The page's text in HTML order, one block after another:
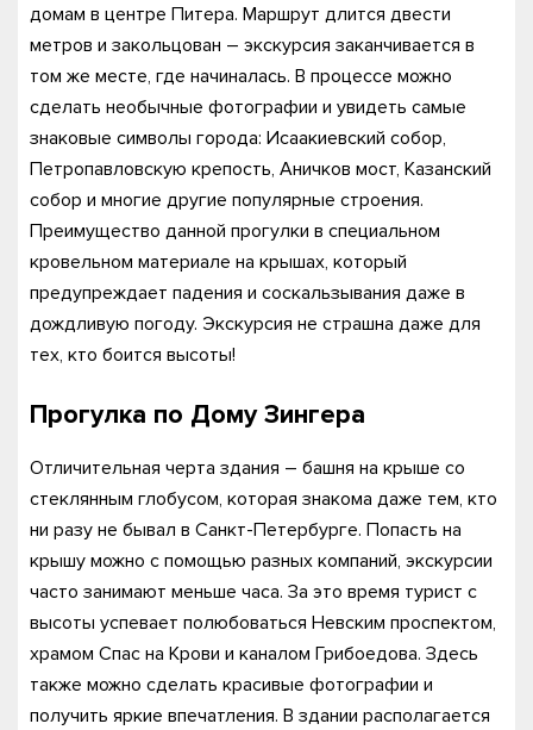
домам в центре Питера. Маршрут длится двести
метров и закольцован – экскурсия заканчивается в
том же месте, где начиналась. В процессе можно
сделать необычные фотографии и увидеть самые
знаковые символы города: Исаакиевский собор,
Петропавловскую крепость, Аничков мост, Казанский
собор и многие другие популярные строения.
Преимущество данной прогулки в специальном
кровельном материале на крышах, который
предупреждает падения и соскальзывания даже в
дождливую погоду. Экскурсия не страшна даже для
тех, кто боится высоты!
Прогулка по Дому Зингера
Отличительная черта здания – башня на крыше со
стеклянным глобусом, которая знакома даже тем, кто
ни разу не бывал в Санкт-Петербурге. Попасть на
крышу можно с помощью разных компаний, экскурсии
часто занимают меньше часа. За это время турист с
высоты успевает полюбоваться Невским проспектом,
храмом Спас на Крови и каналом Грибоедова. Здесь
также можно сделать красивые фотографии и
получить яркие впечатления. В здании располагается